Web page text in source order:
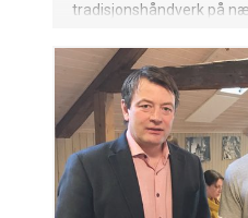
tradisjonshåndverk på